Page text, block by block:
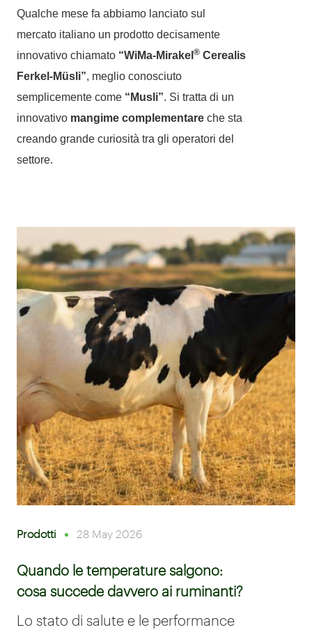
Qualche mese fa abbiamo lanciato sul
mercato italiano un prodotto decisamente
innovativo chiamato “WiMa-Mirakel ® Cerealis
Ferkel-Müsli”, meglio conosciuto
semplicemente come “Musli”. Si tratta di un
innovativo mangime complementare che sta
creando grande curiosità tra gli operatori del
settore.
Prodotti 28 May 2026
Quando le temperature salgono:
cosa succede davvero ai ruminanti?
Lo stato di salute e le performance